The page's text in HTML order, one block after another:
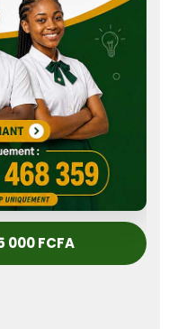
000 FCFA